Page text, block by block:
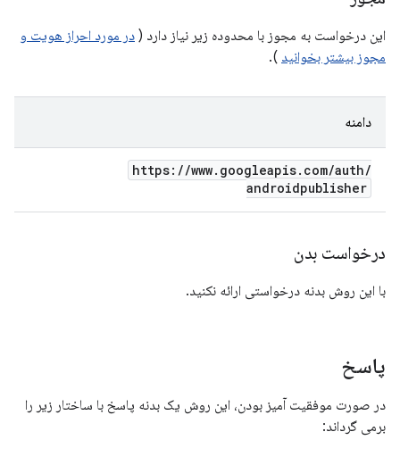
این درخواست به مجوز با محدوده زیر نیاز دارد ( در مورد احراز هویت و
مجوز بیشتر بخوانید ).
دامنه
https: //www. googleapis. com/auth/
androidpublisher
درخواست بدن
با این روش بدنه درخواستی ارائه نکنید.
پاسخ
در صورت موفقیت آمیز بودن، این روش یک بدنه پاسخ با ساختار زیر را
برمی گرداند: